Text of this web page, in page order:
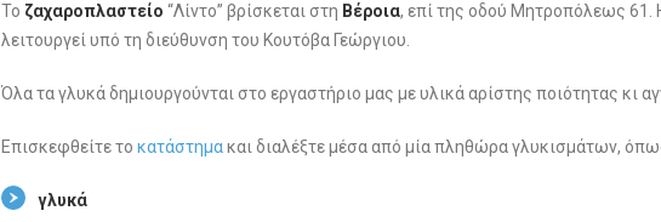
Το ζαχαροπλαστείο “Λίντο” βρίσκεται στη Βέροια, επί της οδού Μητροπόλεως 61.
λειτουργεί υπό τη διεύθυνση του Κουτόβα Γεώργιου.
Όλα τα γλυκά δημιουργούνται στο εργαστήριο μας με υλικά αρίστης ποιότητας κι
Επισκεφθείτε το κατάστημακαι διαλέξτε μέσα από μία πληθώρα γλυκισμάτων,
γλυκά